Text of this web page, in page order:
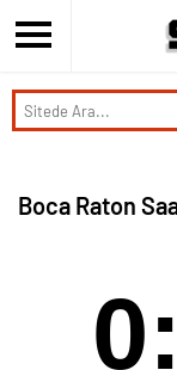
Boca Raton